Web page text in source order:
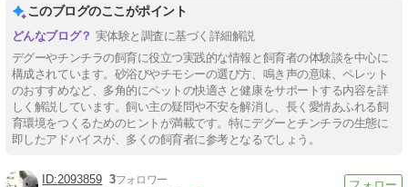
このブログのここがポイント
実体験と調査に基づく詳細解説
デグーやチンチラの飼育に役立つ実践的な情報と飼育者の体験談を中心に
構成されています。砂浴びやチモシーの選び方、鳴き声の意味、ペレット
のおすすめなど、多角的にペットの快適さと健康をサポートする内容を詳
しく解説しています。飼い主の疑問や不安を解消し、長く愛情あふれる飼
育環境をつくるためのヒントが満載です。特にデグーとチンチラの生態に
即したアドバイスが、多くの飼育者に参考となるでしょう。
2093859 3